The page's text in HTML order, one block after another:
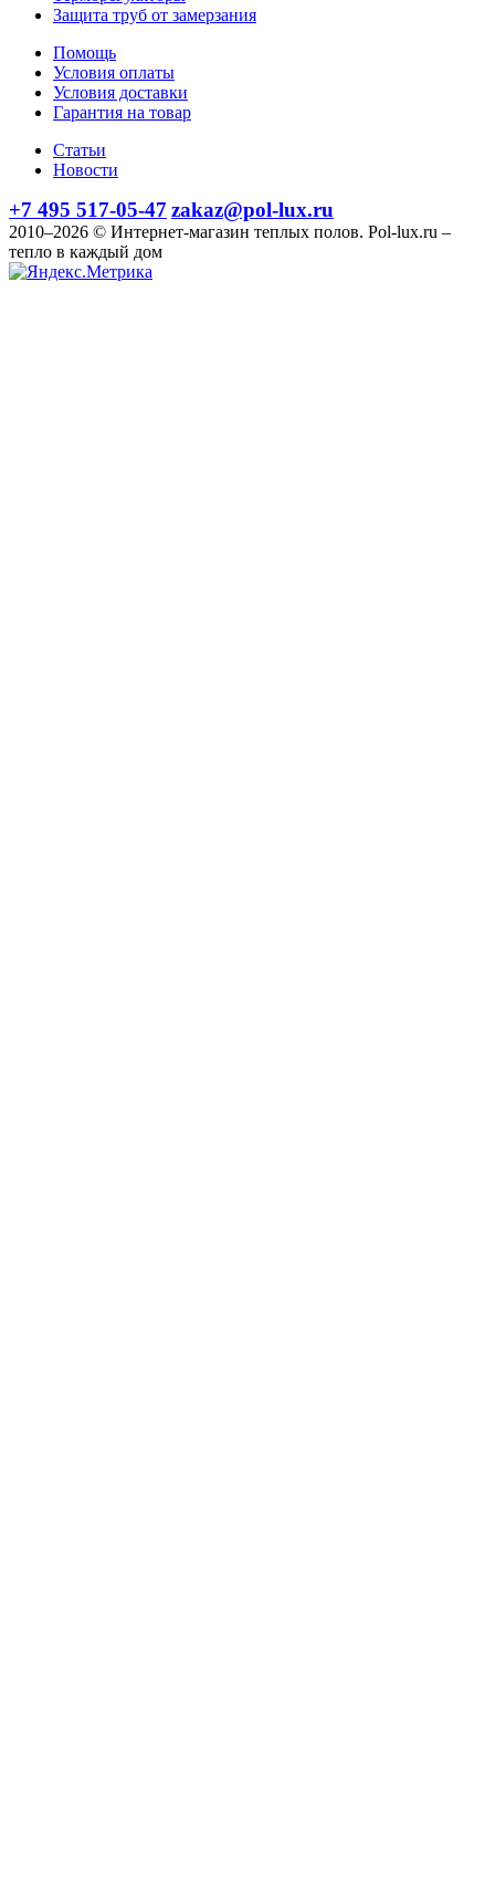
Защита труб от замерзания
Помощь
Условия оплаты
Условия доставки
Гарантия на товар
Статьи
Новости
+7 495 517-05-47 zakaz@pol-lux.ru
2010–2026 © Интернет-магазин теплых полов. Pol-lux.ru –
тепло в каждый дом